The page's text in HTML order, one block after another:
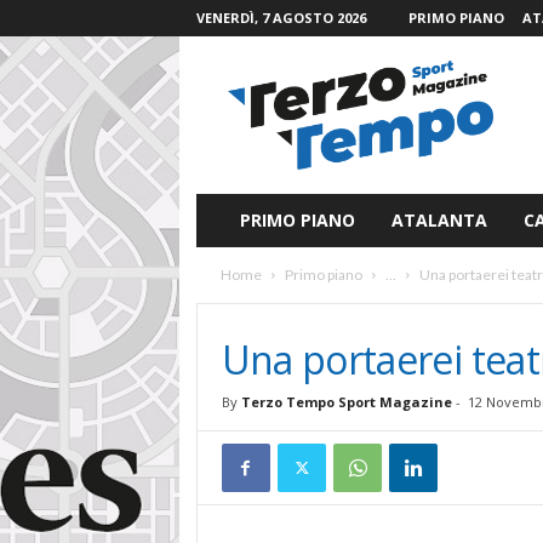
VENERDÌ, 7 AGOSTO 2026 PRIMO PIANO
PRIMO PIANO ATALANTA
Home Primo piano ... Una portaerei
Una portaerei
By Terzo Tempo Sport Magazine- 12